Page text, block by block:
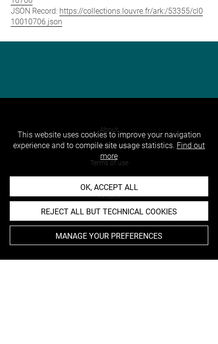
JSON Record: https://collections.louvre.fr/ark:/53355/cl0
10010706.json
About
Contact Us
Terms of use
Cookies
Credits
Accessibility : non compliant
This website uses cookies to improve your navigation
experience and to compile site usage statistics. Find out
more
OK, ACCEPT ALL
REJECT ALL BUT TECHNICAL COOKIES
MANAGE YOUR PREFERENCES